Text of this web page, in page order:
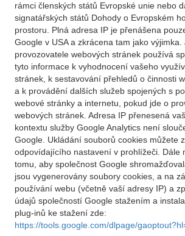
rámci členských států Evropské unie nebo
signatářských států Dohody o Evropském
prostoru. Plná adresa IP je přenášena
Google v USA a zkrácena tam jako výjimka.
provozovatele webových stránek používá
tyto informace k vyhodnocení vašeho
stránek, k sestavování přehledů o činnosti
a k provádění dalších služeb spojených s
webové stránky a internetu, pokud jde o
webových stránek. Adresa IP přenesená
kontextu služby Google Analytics není
Google. Ukládání souborů cookies můžete
odpovídajícího nastavení v prohlížeči. Dále
tomu, aby společnost Google
jsou vygenerovány soubory cookies, a na
používání webu (včetně vaší adresy IP) a
údajů společností Google stažením a
plug-inů ke stažení zde:
https://tools.google.com/dlpage/